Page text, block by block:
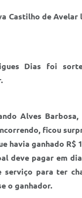
Castilho de Avelar
Dias foi
Alves Barbosa,
ficou
havia ganhado R$
deve pagar em
serviço para ter
o ganhador.